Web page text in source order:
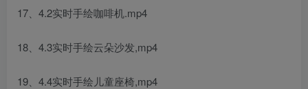
17、4.2实时手绘咖啡机.mp4
18、4.3实时手绘云朵沙发,mp4
19、4.4实时手绘儿童座椅,mp4